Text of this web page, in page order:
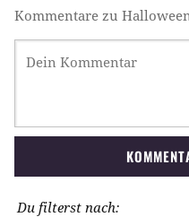
Kommentare zu
Du filterst nach: